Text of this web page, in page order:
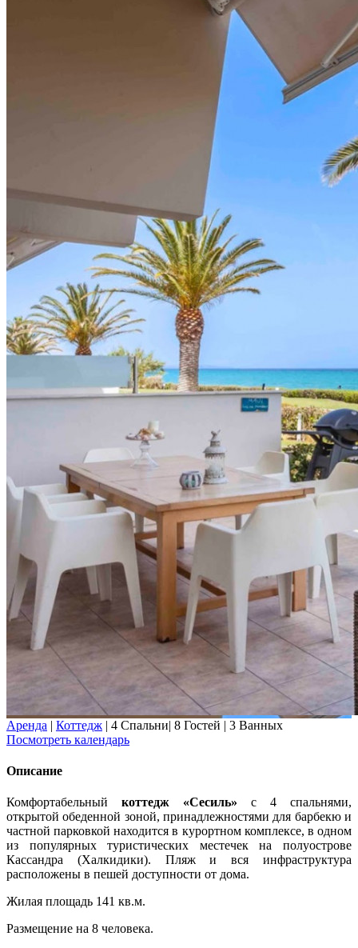
Аренда | Коттедж | 4 Спальни| 8 Гостей | 3 Ванных
Посмотреть календарь
Описание
Комфортабельный коттедж «Сесиль» с 4 спальнями,
открытой обеденной зоной, принадлежностями для барбекю и
частной парковкой находится в курортном комплексе, в одном
из популярных туристических местечек на полуострове
Кассандра (Халкидики). Пляж и вся инфраструктура
расположены в пешей доступности от дома.
Жилая площадь 141 кв.м.
Размещение на 8 человека.